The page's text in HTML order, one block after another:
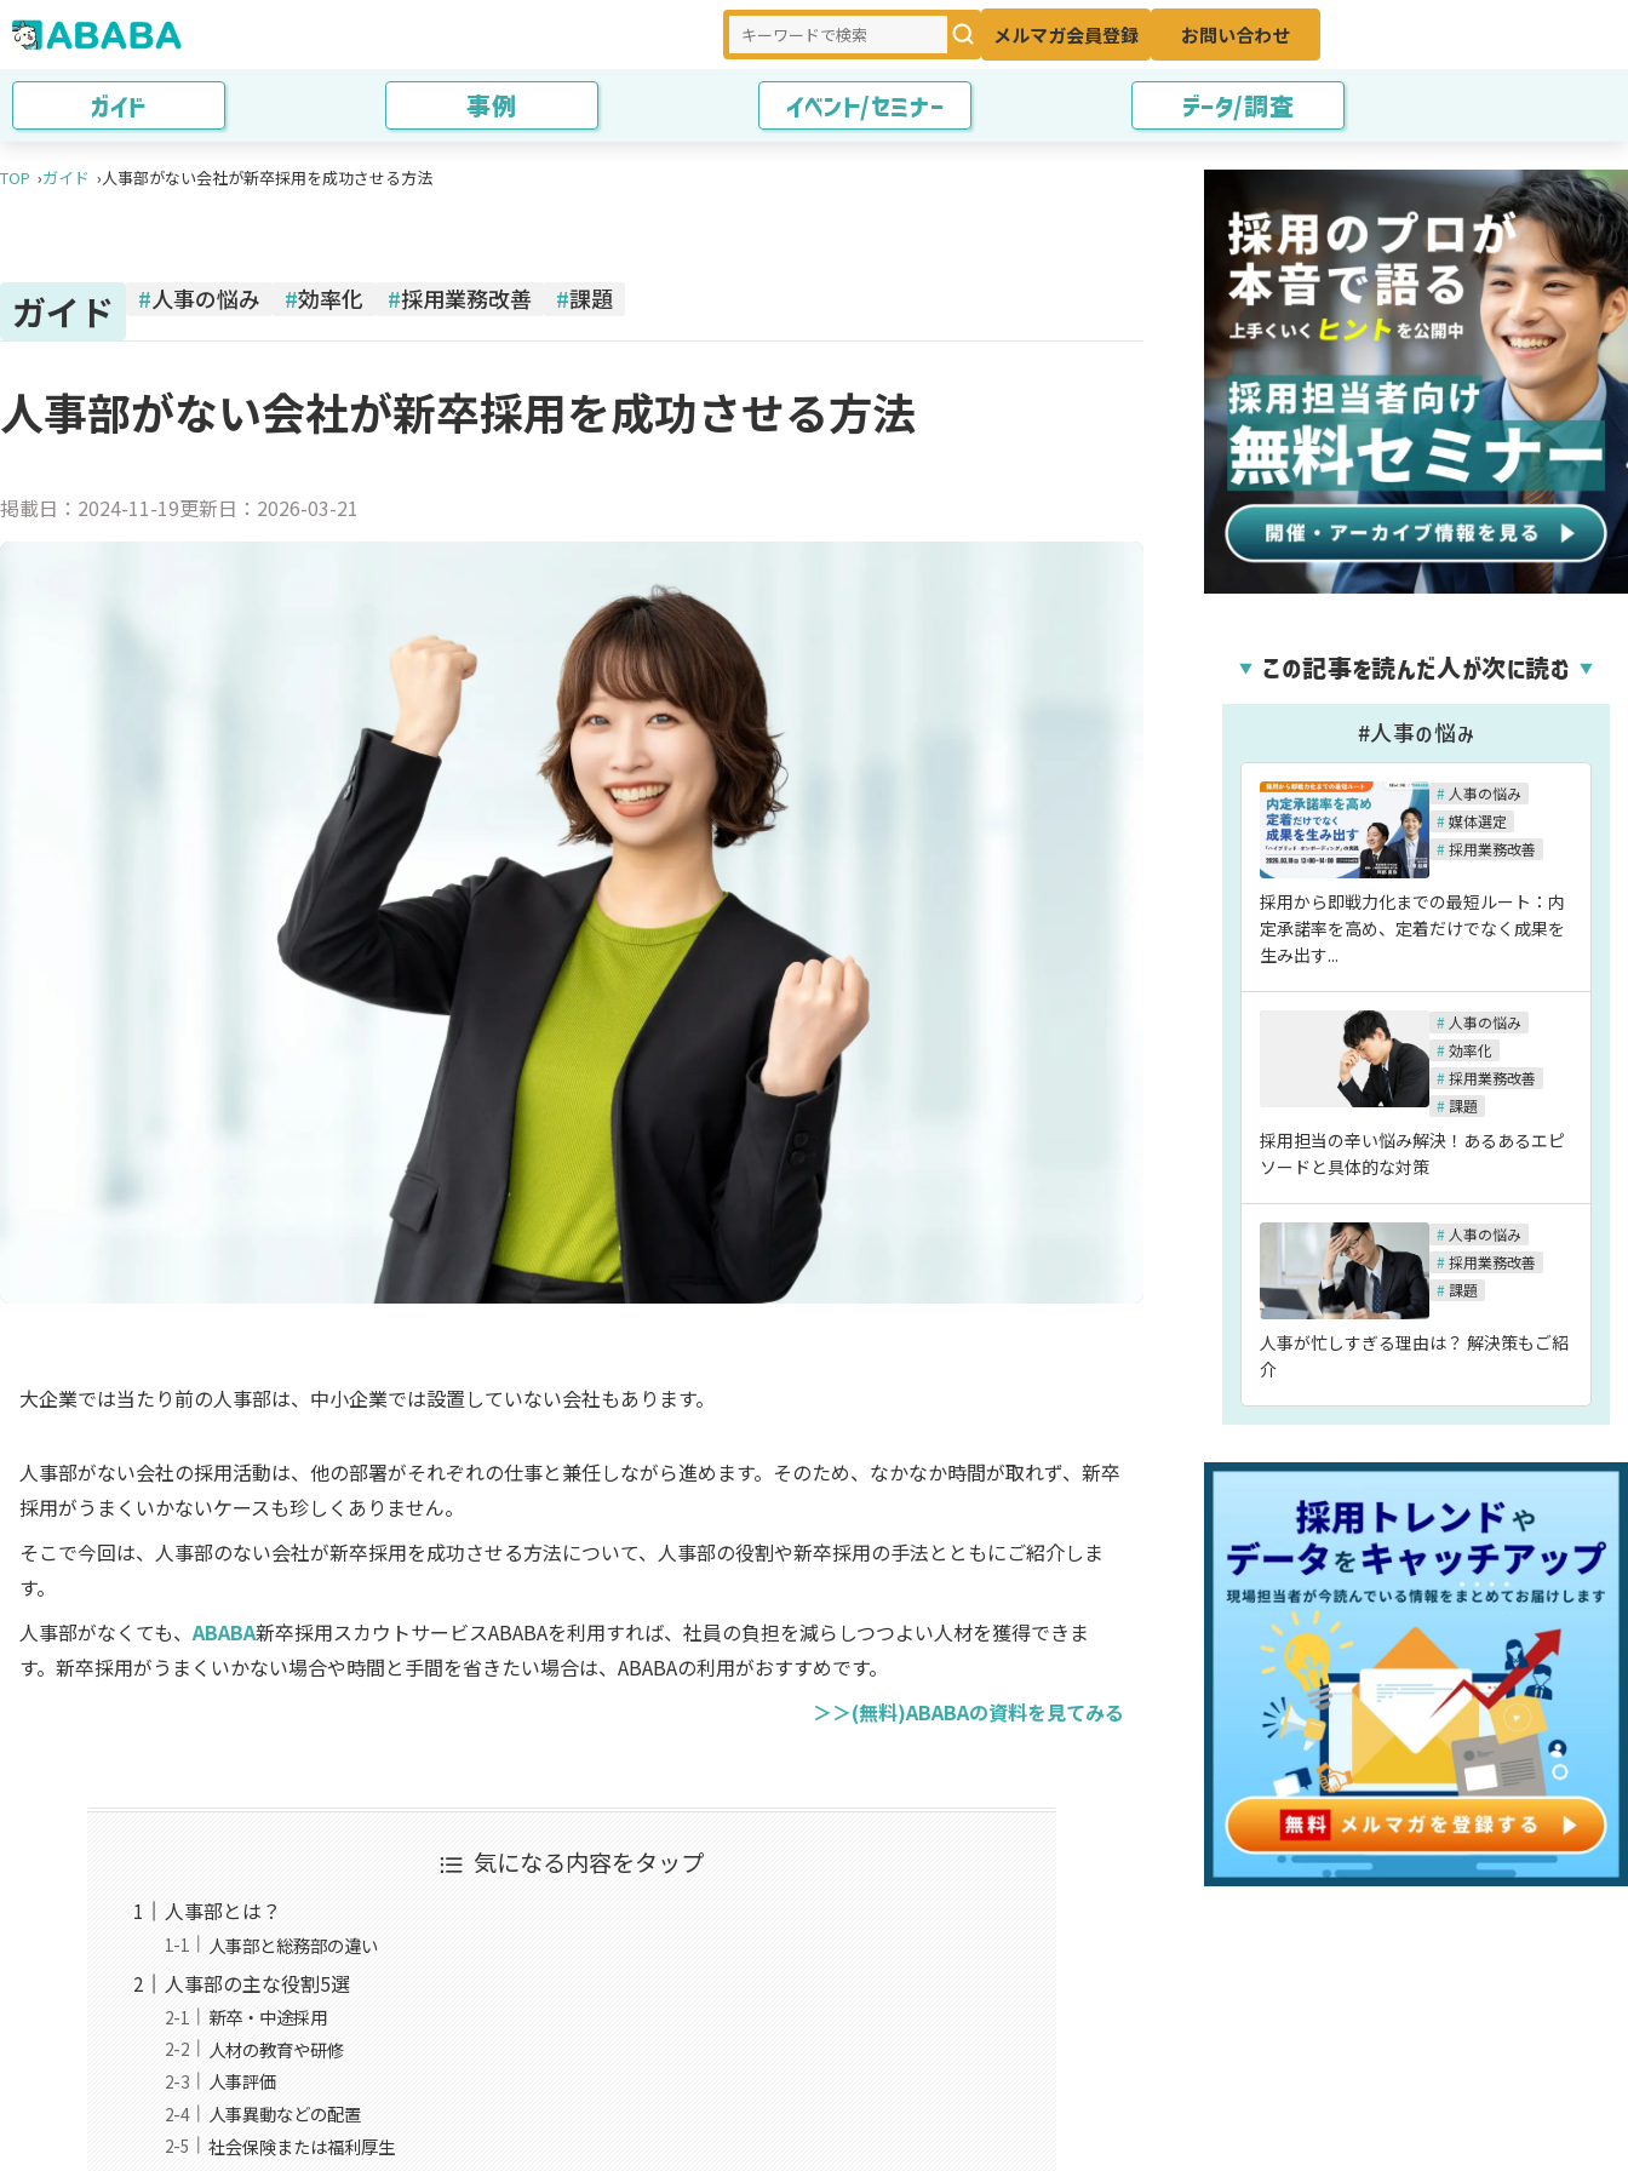
メルマガ会員登録 お問い合わせ
ガイド 事例 イベント/セミナー データ/調査
TOP ガイド 人事部がない会社が新卒採用を成功させる方法
ガイド #人事の悩み #効率化 #採用業務改善 #課題
人事部がない会社が新卒採用を成功させる方法
掲載日： 2024-11-19更新日： 2026-03-21
大企業では当たり前の人事部は、中小企業では設置していない会社もあります。
人事部がない会社の採用活動は、他の部署がそれぞれの仕事と兼任しながら進めます。そのため、なかなか時間が取れず、新卒
採用がうまくいかないケースも珍しくありません。
そこで今回は、人事部のない会社が新卒採用を成功させる方法について、人事部の役割や新卒採用の手法とともにご紹介しま
す。
人事部がなくても、ABABA新卒採用スカウトサービスABABAを利用すれば、社員の負担を減らしつつよい人材を獲得できま
す。新卒採用がうまくいかない場合や時間と手間を省きたい場合は、ABABAの利用がおすすめです。
＞＞(無料)ABABAの資料を見てみる
気になる内容をタップ
人事部とは？
人事部と総務部の違い
人事部の主な役割5選
新卒・中途採用
人材の教育や研修
人事評価
人事異動などの配置
社会保険または福利厚生
▼ この記事を読んだ人が次に読む ▼
#人事の悩み
# 人事の悩み
#媒体選定
#採用業務改善
採用から即戦力化までの最短ルート：内
定承諾率を高め、定着だけでなく成果を
生み出す...
# 人事の悩み
#効率化
#採用業務改善
#課題
採用担当の辛い悩み解決！あるあるエピ
ソードと具体的な対策
# 人事の悩み
#採用業務改善
#課題
人事が忙しすぎる理由は？ 解決策もご紹
介